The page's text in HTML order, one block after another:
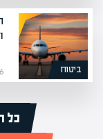
ביטוח
כל